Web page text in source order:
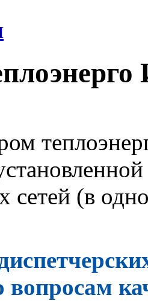
сетей (в
вопросам